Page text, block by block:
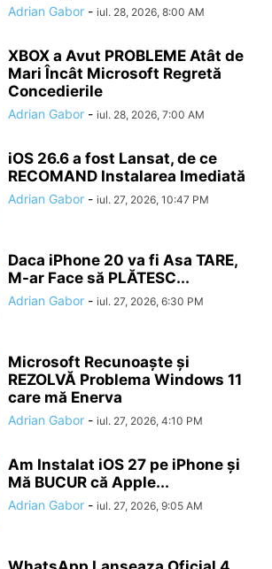
Adrian Gabor - iul. 28, 2026, 8:00 AM
XBOX a Avut PROBLEME Atât de
Mari Încât Microsoft Regretă
Concedierile
Adrian Gabor - iul. 28, 2026, 7:00 AM
iOS 26.6 a fost Lansat, de ce
RECOMAND Instalarea Imediată
Adrian Gabor - iul. 27, 2026, 10:47 PM
Daca iPhone 20 va fi Asa TARE,
M-ar Face să PLĂTESC...
Adrian Gabor - iul. 27, 2026, 6:30 PM
Microsoft Recunoaște și
REZOLVĂ Problema Windows 11
care mă Enerva
Adrian Gabor - iul. 27, 2026, 4:10 PM
Am Instalat iOS 27 pe iPhone și
Mă BUCUR că Apple...
Adrian Gabor - iul. 27, 2026, 9:05 AM